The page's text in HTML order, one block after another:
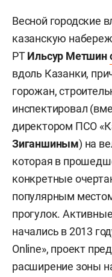
Весной городские
казанскую
РТИльсур Метшин
вдоль Казанки,
горожан,
инспектировал
директором ПСО
Зиганшиным) на
которая в
конкретные
популярным
прогулок.
начались в 2013
Online», проект
расширение зоны